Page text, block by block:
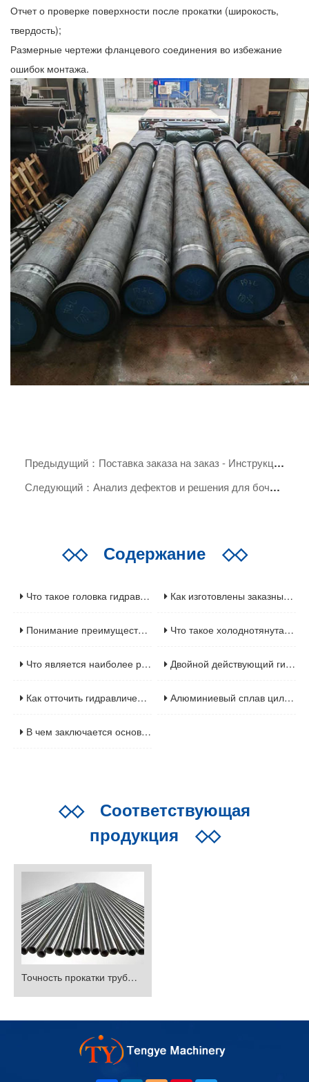
Отчет о проверке поверхности после прокатки (широкость,
твердость);
Размерные чертежи фланцевого соединения во избежание
ошибок монтажа.
Предыдущий：Поставка заказа на заказ - Инструкции по заказам гидравлического цилиндра (Спецификации 194 - 160)
Следующий：Анализ дефектов и решения для бочек гидравлических цилиндров: ключ к повышению производительности и безопасности
◇◇Содержание ◇◇
Что такое головка гидравлического цилиндра Как изготовлены заказные металлические цилиндры
Понимание преимуществ хонингованных труб Что такое холоднотянутая бесшовная трубка
Что является наиболее распространенным сбоем на гидравлическом цилиндре Двойной действующий гидравлический цилиндр с передним фланцем
Как отточить гидравлический цилиндр Алюминиевый сплав цилиндровой трубки для пневматического цилиндра
В чем заключается основная функция цилиндрового барреля
◇◇Соответствующая
продукция ◇◇
Точность прокатки трубы / трубки